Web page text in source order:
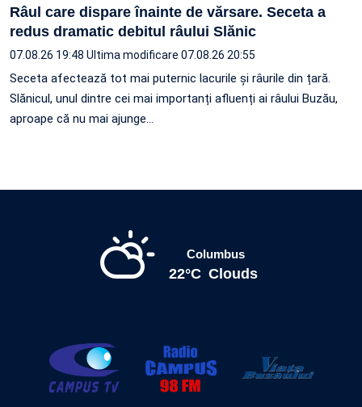
Râul care dispare înainte de vărsare. Seceta a
redus dramatic debitul râului Slănic
07.08.26 19:48 Ultima modificare 07.08.26 20:55
Seceta afectează tot mai puternic lacurile și râurile din țară.
Slănicul, unul dintre cei mai importanți afluenți ai râului Buzău,
aproape că nu mai ajunge…
Columbus
22°C Clouds